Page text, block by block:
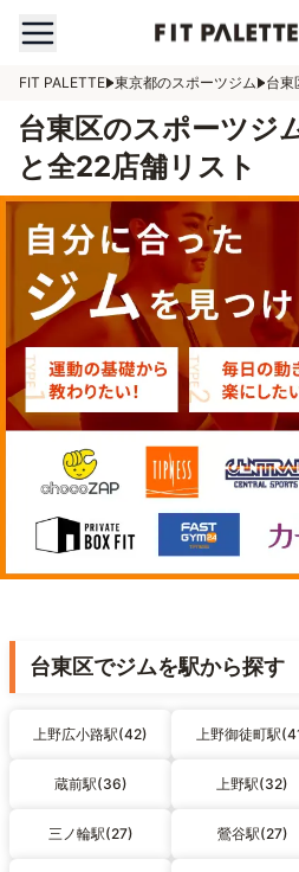
FIT PALETTE 東京都のスポーツジム 台東
台東区のスポーツジ
と全22店舗リスト
台東区でジムを駅から探す
上野広小路駅(42) 上野御徒町駅
蔵前駅(36) 上野駅(32)
三ノ輪駅(27) 鶯谷駅(27)